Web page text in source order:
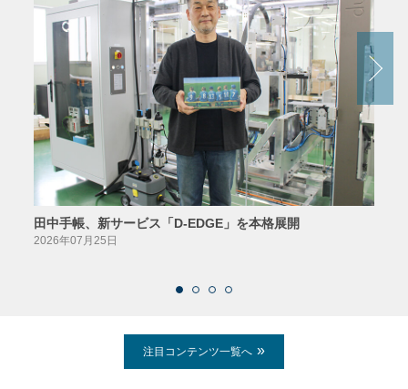
田中手帳、新サービス「D-EDGE」を本格展開
2026年07月25日
注目コンテンツ一覧へ